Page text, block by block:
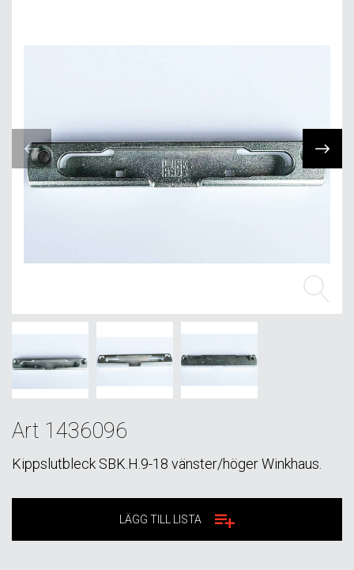
Art 1436096
Kippslutbleck SBK.H.9-18 vänster/höger Winkhaus.
LÄGG TILL LISTA